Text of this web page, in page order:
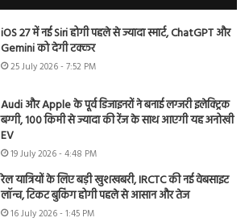
iOS 27 में नई Siri होगी पहले से ज्यादा स्मार्ट, ChatGPT और
Gemini को देगी टक्कर
25 July 2026 - 7:52 PM
Audi और Apple के पूर्व डिजाइनरों ने बनाई लग्जरी इलेक्ट्रिक
बग्गी, 100 किमी से ज्यादा की रेंज के साथ आएगी यह अनोखी
EV
19 July 2026 - 4:48 PM
रेल यात्रियों के लिए बड़ी खुशखबरी, IRCTC की नई वेबसाइट
लॉन्च, टिकट बुकिंग होगी पहले से आसान और तेज
16 July 2026 - 1:45 PM